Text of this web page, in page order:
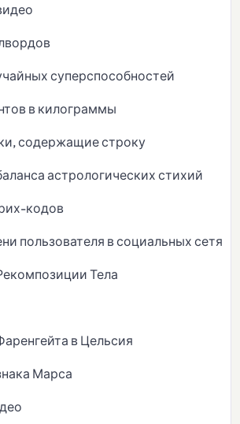
суперспособностей
в килограммы
содержащие строку
астрологических стихий
кодов
пользователя в социальных сетях
Тела
в Цельсия
Марса